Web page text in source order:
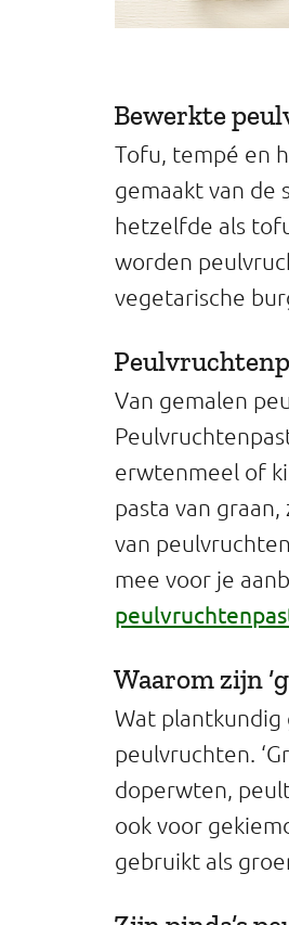
Bewerkte
Tofu, tempé en
gemaakt van de
hetzelfde als
worden
vegetarische
Van gemalen
erwtenmeel of
pasta van
van
mee voor je
Waarom zijn
Wat
peulvruchten.
doperwten,
ook voor
gebruikt als